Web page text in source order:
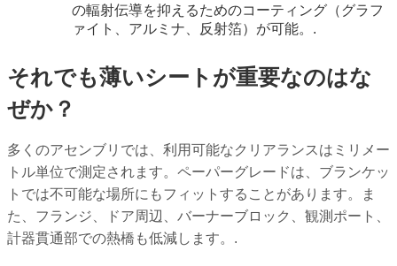
の輻射伝導を抑えるためのコーティング（グラフ
ァイト、アルミナ、反射箔）が可能。.
それでも薄いシートが重要なのはな
ぜか？
多くのアセンブリでは、利用可能なクリアランスはミリメー
トル単位で測定されます。ペーパーグレードは、ブランケッ
トでは不可能な場所にもフィットすることがあります。ま
た、フランジ、ドア周辺、バーナーブロック、観測ポート、
計器貫通部での熱橋も低減します。.